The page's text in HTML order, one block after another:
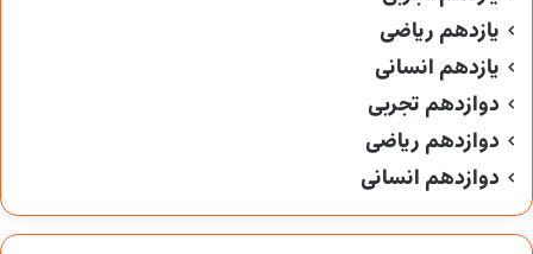
یازدهم ریاضی
یازدهم انسانی
دوازدهم تجربی
دوازدهم ریاضی
دوازدهم انسانی